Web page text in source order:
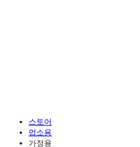
스토어
업소용
가정용